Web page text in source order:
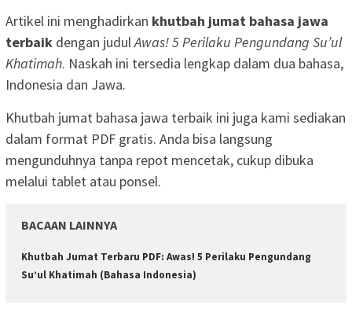
Artikel ini menghadirkan khutbah jumat bahasa jawa
terbaik dengan judulAwas! 5 Perilaku Pengundang Su’ul
Khatimah. Naskah ini tersedia lengkap dalam dua bahasa,
Indonesia dan Jawa.
Khutbah jumat bahasa jawa terbaik ini juga kami sediakan
dalam format PDF gratis. Anda bisa langsung
mengunduhnya tanpa repot mencetak, cukup dibuka
melalui tablet atau ponsel.
BACAAN LAINNYA
Khutbah Jumat Terbaru PDF: Awas! 5 Perilaku Pengundang
Su’ul Khatimah (Bahasa Indonesia)